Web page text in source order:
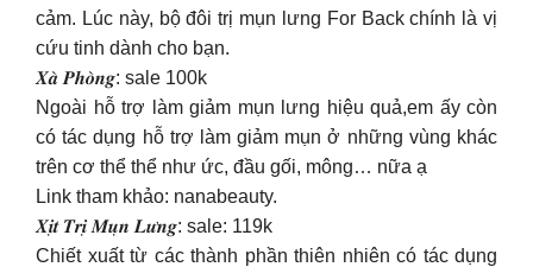
cảm. Lúc này, bộ đôi trị mụn lưng For Back chính là vị
cứu tinh dành cho bạn.
𝑿𝒂̀ 𝑷𝒉𝒐̀𝒏𝒈: sale 100k
Ngoài hỗ trợ làm giảm mụn lưng hiệu quả,em ấy còn
có tác dụng hỗ trợ làm giảm mụn ở những vùng khác
trên cơ thể thể như ức, đầu gối, mông… nữa ạ
Link tham khảo: nanabeauty.
𝑿𝒊̣𝒕 𝑻𝒓𝒊̣ 𝑴𝒖̣𝒏 𝑳𝒖̛𝒏𝒈: sale: 119k
Chiết xuất từ các thành phần thiên nhiên có tác dụng